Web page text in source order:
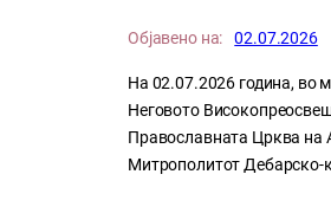
Објавено на: 02.07.2026
На 02.07.2026 година, во
Неговото
Православната Црква на
Митрополитот Дебарско-